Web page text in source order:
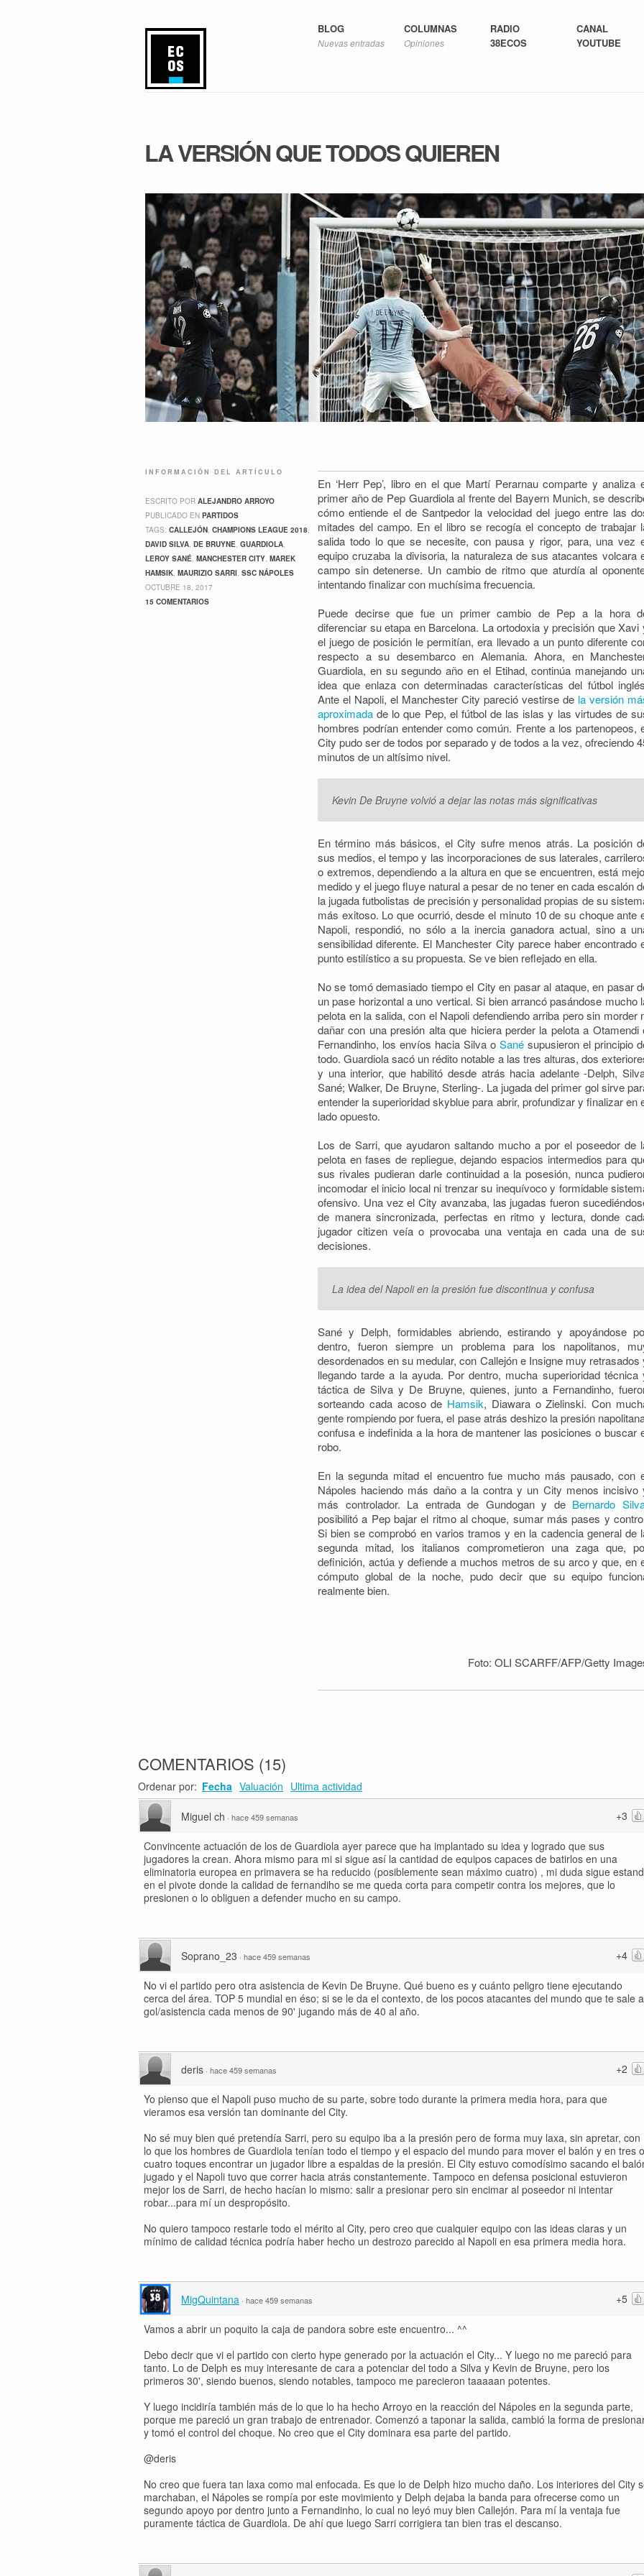
BLOG
Nuevas entradas
COLUMNAS
Opiniones
RADIO
38ECOS
CANAL
YOUTUBE
LA VERSIÓN QUE TODOS QUIEREN
En ‘Herr Pep’, libro en el que Martí Perarnau comparte y analiza
primer año de Pep Guardiola al frente del Bayern Munich, se
cómo entiende el de Santpedor la velocidad del juego entre las
mitades del campo. En el libro se recogía el concepto de trabajar
salida todo lo que se necesite, con pausa y rigor, para, una vez
equipo cruzaba la divisoria, la naturaleza de sus atacantes volcara
campo sin detenerse. Un cambio de ritmo que aturdía al
intentando finalizar con muchísima frecuencia.
Puede decirse que fue un primer cambio de Pep a la hora
diferenciar su etapa en Barcelona. La ortodoxia y precisión que Xavi
el juego de posición le permitían, era llevado a un punto diferente
respecto a su desembarco en Alemania. Ahora, en
Guardiola, en su segundo año en el Etihad, continúa manejando
idea que enlaza con determinadas características del fútbol
Ante el Napoli, el Manchester City pareció vestirse de la versión
aproximada de lo que Pep, el fútbol de las islas y las virtudes de
hombres podrían entender como común. Frente a los partenopeos,
City pudo ser de todos por separado y de todos a la vez, ofreciendo
minutos de un altísimo nivel.
Kevin De Bruyne volvió a dejar las notas más significativas
En término más básicos, el City sufre menos atrás. La posición
sus medios, el tempo y las incorporaciones de sus laterales,
o extremos, dependiendo a la altura en que se encuentren, está
medido y el juego fluye natural a pesar de no tener en cada escalón
la jugada futbolistas de precisión y personalidad propias de su
más exitoso. Lo que ocurrió, desde el minuto 10 de su choque ante
Napoli, respondió, no sólo a la inercia ganadora actual, sino a
sensibilidad diferente. El Manchester City parece haber encontrado
punto estilístico a su propuesta. Se ve bien reflejado en ella.
No se tomó demasiado tiempo el City en pasar al ataque, en pasar
un pase horizontal a uno vertical. Si bien arrancó pasándose mucho
pelota en la salida, con el Napoli defendiendo arriba pero sin morder
dañar con una presión alta que hiciera perder la pelota a Otamendi
Fernandinho, los envíos hacia Silva o Sané supusieron el principio
todo. Guardiola sacó un rédito notable a las tres alturas, dos
y una interior, que habilitó desde atrás hacia adelante -Delph,
Sané; Walker, De Bruyne, Sterling-. La jugada del primer gol sirve
entender la superioridad skyblue para abrir, profundizar y finalizar en
lado opuesto.
Los de Sarri, que ayudaron saltando mucho a por el poseedor de
pelota en fases de repliegue, dejando espacios intermedios para
sus rivales pudieran darle continuidad a la posesión, nunca
incomodar el inicio local ni trenzar su inequívoco y formidable
ofensivo. Una vez el City avanzaba, las jugadas fueron
de manera sincronizada, perfectas en ritmo y lectura, donde
jugador citizen veía o provocaba una ventaja en cada una de
decisiones.
La idea del Napoli en la presión fue discontinua y confusa
Sané y Delph, formidables abriendo, estirando y apoyándose
dentro, fueron siempre un problema para los napolitanos,
desordenados en su medular, con Callejón e Insigne muy retrasados
llegando tarde a la ayuda. Por dentro, mucha superioridad técnica
táctica de Silva y De Bruyne, quienes, junto a Fernandinho,
sorteando cada acoso de Hamsik, Diawara o Zielinski. Con
gente rompiendo por fuera, el pase atrás deshizo la presión
confusa e indefinida a la hora de mantener las posiciones o buscar
robo.
En la segunda mitad el encuentro fue mucho más pausado, con
Nápoles haciendo más daño a la contra y un City menos incisivo
más controlador. La entrada de Gundogan y de Bernardo
posibilitó a Pep bajar el ritmo al choque, sumar más pases y
Si bien se comprobó en varios tramos y en la cadencia general de
segunda mitad, los italianos comprometieron una zaga que,
definición, actúa y defiende a muchos metros de su arco y que, en
cómputo global de la noche, pudo decir que su equipo
realmente bien.
Foto: OLI SCARFF/AFP/Getty
INFORMACIÓN DEL ARTÍCULO
ESCRITO POR ALEJANDRO ARROYO
PUBLICADO EN PARTIDOS
TAGS: CALLEJÓN, CHAMPIONS LEAGUE 2018,
DAVID SILVA, DE BRUYNE, GUARDIOLA,
LEROY SANÉ, MANCHESTER CITY, MAREK
HAMSIK, MAURIZIO SARRI, SSC NÁPOLES
OCTUBRE 18, 2017
15 COMENTARIOS
COMENTARIOS (15)
Ordenar por: Fecha Valuación Ultima actividad
+3
Miguel ch · hace 459 semanas
Convincente actuación de los de Guardiola ayer parece que ha implantado su idea y logrado que sus
jugadores la crean. Ahora mismo para mi si sigue así la cantidad de equipos capaces de batirlos en una
eliminatoria europea en primavera se ha reducido (posiblemente sean máximo cuatro) , mi duda sigue
en el pivote donde la calidad de fernandiho se me queda corta para competir contra los mejores, que lo
presionen o lo obliguen a defender mucho en su campo.
+4
Soprano_23 · hace 459 semanas
No vi el partido pero otra asistencia de Kevin De Bruyne. Qué bueno es y cuánto peligro tiene ejecutando
cerca del área. TOP 5 mundial en éso; si se le da el contexto, de los pocos atacantes del mundo que te sale a
gol/asistencia cada menos de 90' jugando más de 40 al año.
+2
deris · hace 459 semanas
Yo pienso que el Napoli puso mucho de su parte, sobre todo durante la primera media hora, para que
vieramos esa versión tan dominante del City.
No sé muy bien qué pretendía Sarri, pero su equipo iba a la presión pero de forma muy laxa, sin apretar, con
lo que los hombres de Guardiola tenían todo el tiempo y el espacio del mundo para mover el balón y en tres o
cuatro toques encontrar un jugador libre a espaldas de la presión. El City estuvo comodísimo sacando el
jugado y el Napoli tuvo que correr hacia atrás constantemente. Tampoco en defensa posicional estuvieron
mejor los de Sarri, de hecho hacían lo mismo: salir a presionar pero sin encimar al poseedor ni intentar
robar...para mí un despropósito.
No quiero tampoco restarle todo el mérito al City, pero creo que cualquier equipo con las ideas claras y un
mínimo de calidad técnica podría haber hecho un destrozo parecido al Napoli en esa primera media hora.
+5
MigQuintana · hace 459 semanas
Vamos a abrir un poquito la caja de pandora sobre este encuentro... ^^
Debo decir que vi el partido con cierto hype generado por la actuación el City... Y luego no me pareció para
tanto. Lo de Delph es muy interesante de cara a potenciar del todo a Silva y Kevin de Bruyne, pero los
primeros 30', siendo buenos, siendo notables, tampoco me parecieron taaaaan potentes.
Y luego incidiría también más de lo que lo ha hecho Arroyo en la reacción del Nápoles en la segunda parte,
porque me pareció un gran trabajo de entrenador. Comenzó a taponar la salida, cambió la forma de
y tomó el control del choque. No creo que el City dominara esa parte del partido.
@deris
No creo que fuera tan laxa como mal enfocada. Es que lo de Delph hizo mucho daño. Los interiores del City
marchaban, el Nápoles se rompía por este movimiento y Delph dejaba la banda para ofrecerse como un
segundo apoyo por dentro junto a Fernandinho, lo cual no leyó muy bien Callejón. Para mí la ventaja fue
puramente táctica de Guardiola. De ahí que luego Sarri corrigiera tan bien tras el descanso.